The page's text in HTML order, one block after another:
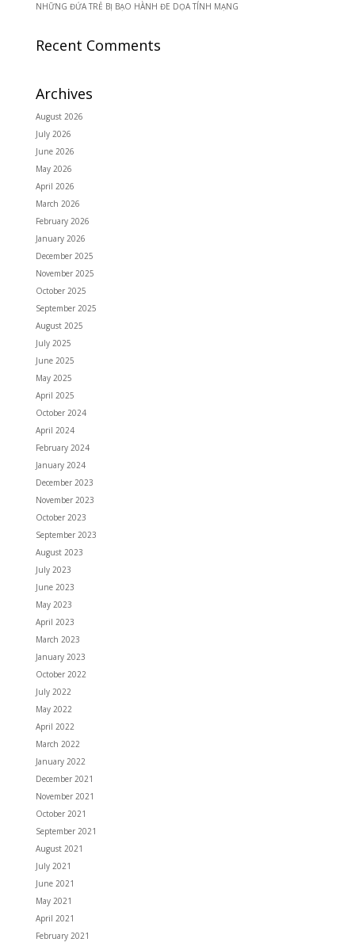
NHỮNG ĐỨA TRẺ BỊ BẠO HÀNH ĐE DỌA TÍNH MẠNG
Recent Comments
Archives
August 2026
July 2026
June 2026
May 2026
April 2026
March 2026
February 2026
January 2026
December 2025
November 2025
October 2025
September 2025
August 2025
July 2025
June 2025
May 2025
April 2025
October 2024
April 2024
February 2024
January 2024
December 2023
November 2023
October 2023
September 2023
August 2023
July 2023
June 2023
May 2023
April 2023
March 2023
January 2023
October 2022
July 2022
May 2022
April 2022
March 2022
January 2022
December 2021
November 2021
October 2021
September 2021
August 2021
July 2021
June 2021
May 2021
April 2021
February 2021